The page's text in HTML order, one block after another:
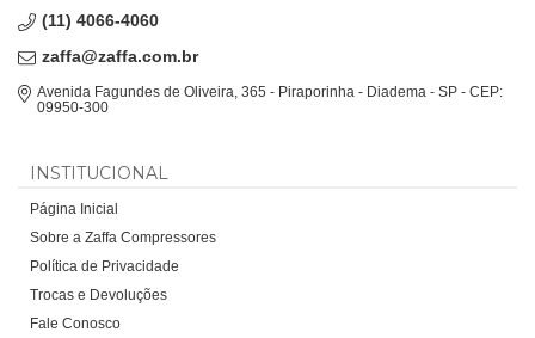
(11) 4066-4060
zaffa@zaffa.com.br
Avenida Fagundes de Oliveira, 365 - Piraporinha - Diadema - SP - CEP:
09950-300
INSTITUCIONAL
Página Inicial
Sobre a Zaffa Compressores
Política de Privacidade
Trocas e Devoluções
Fale Conosco